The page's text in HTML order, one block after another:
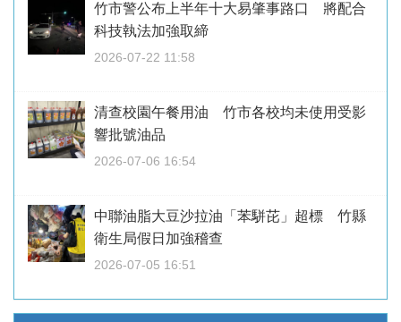
竹市警公布上半年十大易肇事路口 將配合
科技執法加強取締
2026-07-22 11:58
清查校園午餐用油 竹市各校均未使用受影
響批號油品
2026-07-06 16:54
中聯油脂大豆沙拉油「苯駢芘」超標 竹縣
衛生局假日加強稽查
2026-07-05 16:51